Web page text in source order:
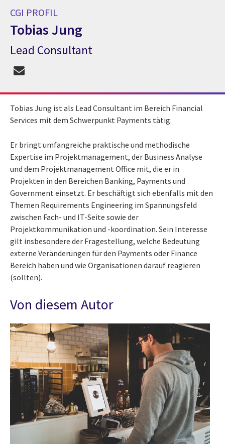
CGI PROFIL
Tobias Jung
CGI Profil Tobias Jung
Lead Consultant
Tobias Jung ist als Lead Consultant im Bereich Financial
Services mit dem Schwerpunkt Payments tätig.
Er bringt umfangreiche praktische und methodische
Expertise im Projektmanagement, der Business Analyse
und dem Projektmanagement Office mit, die er in
Projekten in den Bereichen Banking, Payments und
Government einsetzt. Er beschäftigt sich ebenfalls mit den
Themen Requirements Engineering im Spannungsfeld
zwischen Fach- und IT-Seite sowie der
Projektkommunikation und -koordination. Sein Interesse
gilt insbesondere der Fragestellung, welche Bedeutung
externe Veränderungen für den Payments oder Finance
Bereich haben und wie Organisationen darauf reagieren
(sollten).
Von diesem Autor